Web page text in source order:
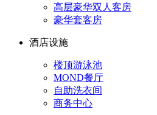
高层豪华双人客房
豪华套客房
酒店设施
楼顶游泳池
MOND餐厅
自助洗衣间
商务中心